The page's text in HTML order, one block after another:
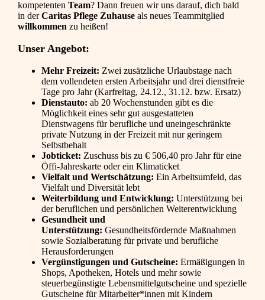
kompetenten Team? Dann freuen wir uns darauf, dich bald
in derCaritas Pflege Zuhause als neues Teammitglied
willkommen zu heißen!
Unser Angebot:
Mehr Freizeit: Zwei zusätzliche Urlaubstage nach
dem vollendeten ersten Arbeitsjahr und drei dienstfreie
Tage pro Jahr (Karfreitag, 24.12., 31.12. bzw. Ersatz)
Dienstauto: ab 20 Wochenstunden gibt es die
Möglichkeit eines sehr gut ausgestatteten
Dienstwagens für berufliche und uneingeschränkte
private Nutzung in der Freizeit mit nur geringem
Selbstbehalt
Jobticket: Zuschuss bis zu € 506,40 pro Jahr für eine
Öffi-Jahreskarte oder ein Klimaticket
Vielfalt und Wertschätzung: Ein Arbeitsumfeld, das
Vielfalt und Diversität lebt
Weiterbildung und Entwicklung: Unterstützung bei
der beruflichen und persönlichen Weiterentwicklung
Gesundheit und
Unterstützung: Gesundheitsfördernde Maßnahmen
sowie Sozialberatung für private und berufliche
Herausforderungen
Vergünstigungen und Gutscheine: Ermäßigungen in
Shops, Apotheken, Hotels und mehr sowie
steuerbegünstigte Lebensmittelgutscheine und spezielle
Gutscheine für Mitarbeiter*innen mit Kindern